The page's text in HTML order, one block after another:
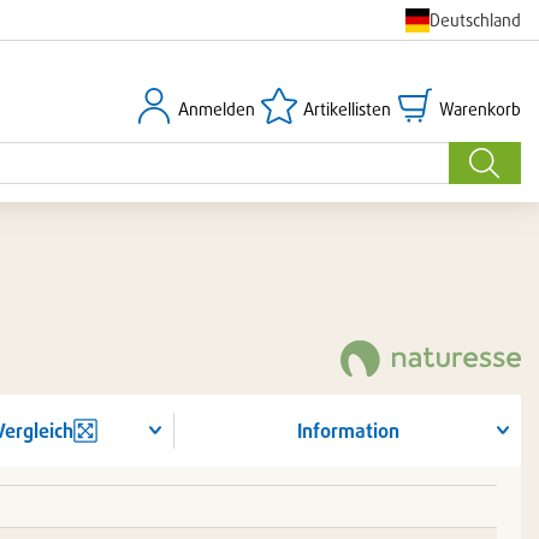
Deutschland
Suche
Anmelden
Anmelden Artikellisten
Artikellisten Warenkorb
Warenkorb
Information